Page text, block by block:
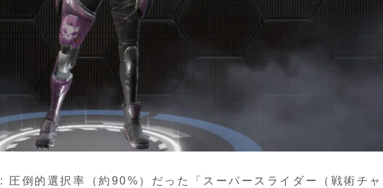
: 圧倒的選択率（約90%）だった「スーパースライダー（戦術チャ